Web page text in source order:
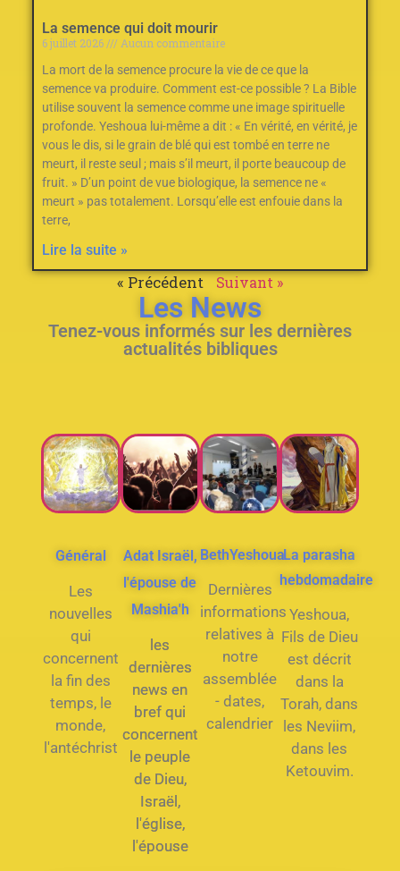
La semence qui doit mourir
6 juillet 2026
Aucun commentaire
La mort de la semence procure la vie de ce que la
semence va produire. Comment est-ce possible ? La Bible
utilise souvent la semence comme une image spirituelle
profonde. Yeshoua lui-même a dit : « En vérité, en vérité, je
vous le dis, si le grain de blé qui est tombé en terre ne
meurt, il reste seul ; mais s’il meurt, il porte beaucoup de
fruit. » D’un point de vue biologique, la semence ne «
meurt » pas totalement. Lorsqu’elle est enfouie dans la
terre,
Lire la suite »
« Précédent Suivant »
Les News
Tenez-vous informés sur les dernières
actualités bibliques
Général
Les
nouvelles
qui
concernent
la fin des
temps, le
monde,
l'antéchrist
Adat Israël,
l'épouse de
Mashia'h
les
dernières
news en
bref qui
concernent
le peuple
de Dieu,
Israël,
l'église,
l'épouse
BethYeshoua
Dernières
informations
relatives à
notre
assemblée
- dates,
calendrier
La parasha
hebdomadaire
Yeshoua,
Fils de Dieu
est décrit
dans la
Torah, dans
les Neviim,
dans les
Ketouvim.